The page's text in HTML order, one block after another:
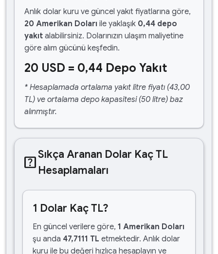
Anlık dolar kuru ve güncel yakıt fiyatlarına göre,
20 Amerikan Doları ile yaklaşık 0,44 depo
yakıt alabilirsiniz. Dolarınızın ulaşım maliyetine
göre alım gücünü keşfedin.
20 USD = 0,44 Depo Yakıt
* Hesaplamada ortalama yakıt litre fiyatı (43,00
TL) ve ortalama depo kapasitesi (50 litre) baz
alınmıştır.
help_centerSıkça Aranan Dolar Kaç TL
Hesaplamaları
1 Dolar Kaç TL?
En güncel verilere göre, 1 Amerikan Doları
şu anda 47,7111 TL etmektedir. Anlık dolar
kuru ile bu değeri hızlıca hesaplayın ve